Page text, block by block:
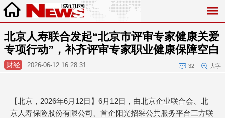
北京人寿联合发起“北京市评审专家健康关爱
专项行动”，补齐评审专家职业健康保障空白
财经 2026-06-12 16:28:31 32 大字
【北京，2026年6月12日】6月12日，由北京企业联合会、北
京人寿保险股份有限公司、首企阳光招采公共服务平台三方联